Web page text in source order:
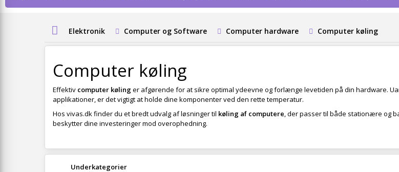
Elektronik Computer og Software Computer hardware Computer køling
Computer køling
Effektiv computer kølinger afgørende for at sikre optimal ydeevne og forlænge levetiden på din hardware.
applikationer, er det vigtigt at holde dine komponenter ved den rette temperatur.
Hos vivas.dk finder du et bredt udvalg af løsninger til køling af computere, der passer til både stationære og
beskytter dine investeringer mod overophedning.
Underkategorier